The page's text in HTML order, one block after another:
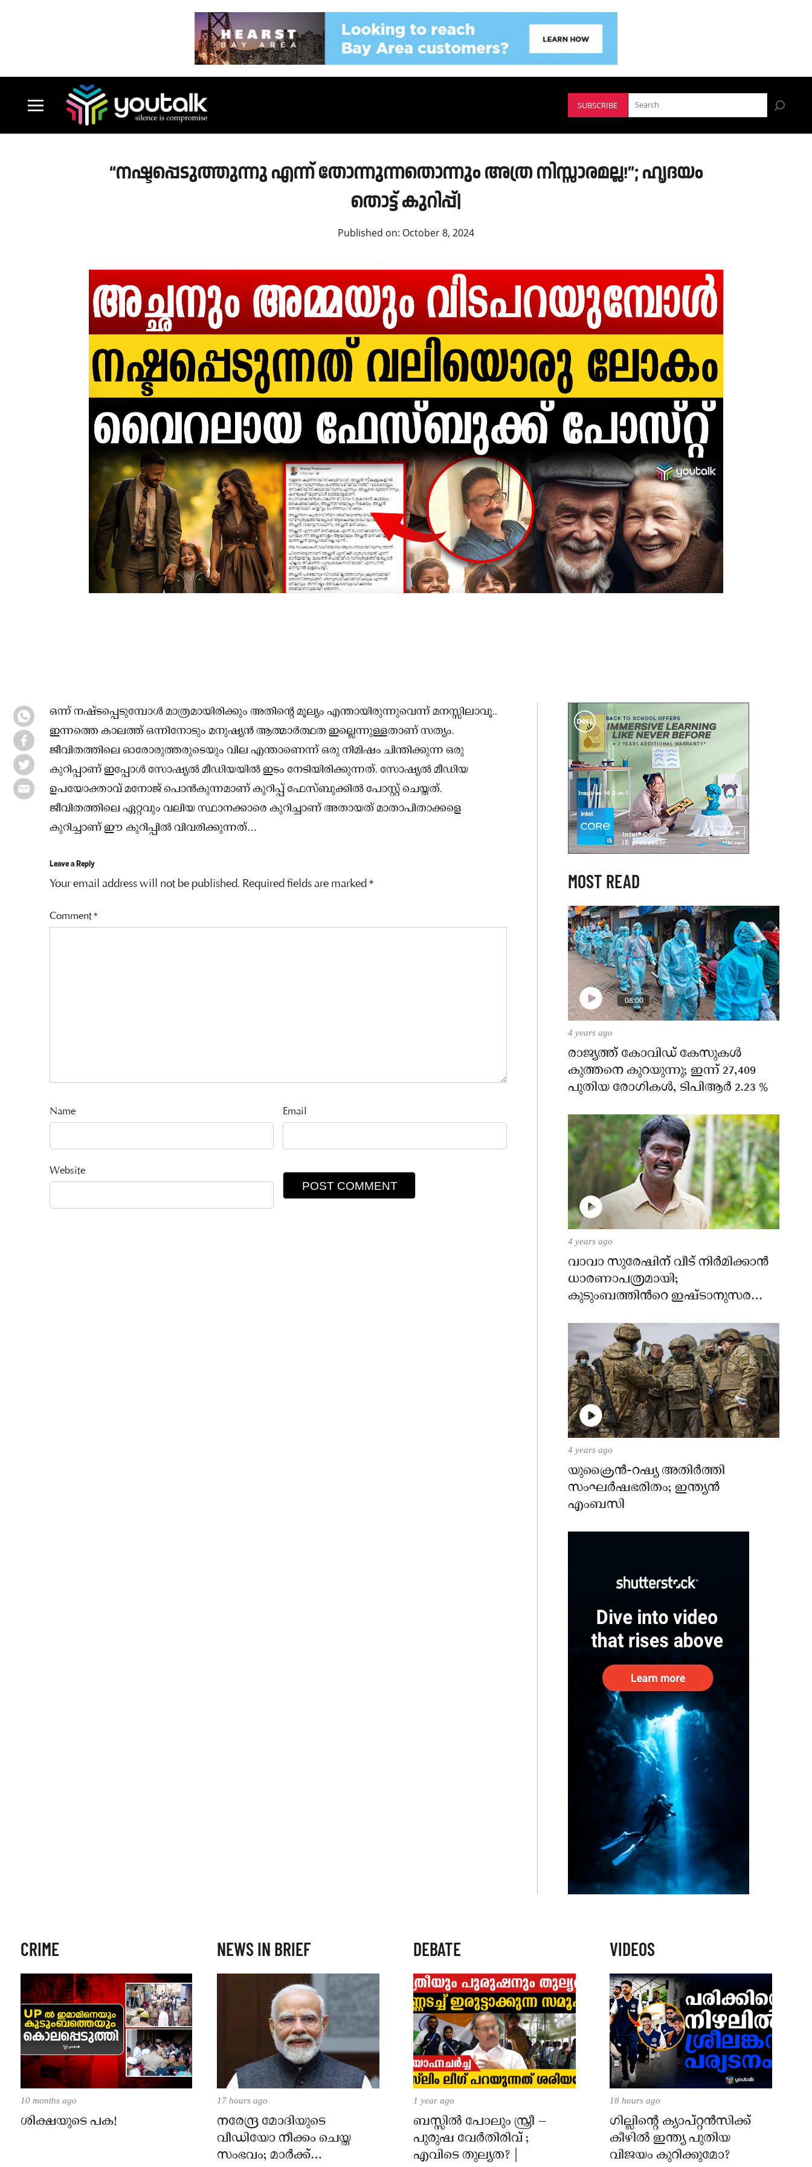
SUBSCRIBE
“നഷ്ടപ്പെടുത്തുന്നു എന്ന് തോന്നുന്നതൊന്നും അത്ര നിസ്സാരമല്ല!”; ഹൃദയം
തൊട്ട് കുറിപ്പ്|
Published on: October 8, 2024
ഒന്ന് നഷ്‌ടപ്പെടുമ്പോൾ മാത്രമായിരിക്കും അതിൻ്റെ മൂല്യം എന്തായിരുന്നുവെന്ന് മനസ്സിലാവൂ..
ഇന്നത്തെ കാലത്ത് ഒന്നിനോടും മനുഷ്യൻ ആത്മാർത്ഥത ഇല്ലെന്നുള്ളതാണ് സത്യം.
ജീവിതത്തിലെ ഓരോരുത്തരുടെയും വില എന്താണെന്ന് ഒരു നിമിഷം ചിന്തിക്കുന്ന ഒരു
കുറിപ്പാണ് ഇപ്പോൾ സോഷ്യൽ മീഡിയയിൽ ഇടം നേടിയിരിക്കുന്നത്. സോഷ്യൽ മീഡിയ
ഉപയോക്താവ് മനോജ് പൊൻകുന്നമാണ് കുറിപ്പ് ഫേസ്ബുക്കിൽ പോസ്റ്റ് ചെയ്തത്.
ജീവിതത്തിലെ ഏറ്റവും വലിയ സ്ഥാനക്കാരെ കുറിച്ചാണ് അതായത് മാതാപിതാക്കളെ
കുറിച്ചാണ് ഈ കുറിപ്പിൽ വിവരിക്കുന്നത്…
Leave a Reply
Your email address will not be published. Required fields are marked*
Comment*
Name Email
Website
MOST READ
4 years ago
രാജ്യത്ത് കോവിഡ് കേസുകള്‍
കുത്തനെ കുറയുന്നു; ഇന്ന് 27,409
പുതിയ രോഗികള്‍, ടിപിആര്‍ 2.23 %
4 years ago
വാവാ സുരേഷിന് വീട് നിര്‍മിക്കാന്‍
ധാരണാപത്രമായി;
കുടുംബത്തിന്‍റെ ഇഷ്ടാനുസരണം
4 years ago
യുക്രൈന്‍-റഷ്യ അതിർത്തി
സംഘർഷഭരിതം; ഇന്ത്യന്‍
എംബസി
CRIME
10 months ago
ശിക്ഷയുടെ പക!
NEWS IN BRIEF
17 hours ago
നരേന്ദ്ര മോദിയുടെ
വീഡിയോ നീക്കം ചെയ്ത
സംഭവം; മാർക്ക്
DEBATE
1 year ago
ബസ്സിൽ പോലും സ്ത്രീ –
പുരുഷ വേർതിരിവ് ;
എവിടെ തുല്യത? |
VIDEOS
18 hours ago
ഗില്ലിന്റെ ക്യാപ്റ്റന്‍സിക്ക്
കീഴില്‍ ഇന്ത്യ പുതിയ
വിജയം കുറിക്കുമോ?